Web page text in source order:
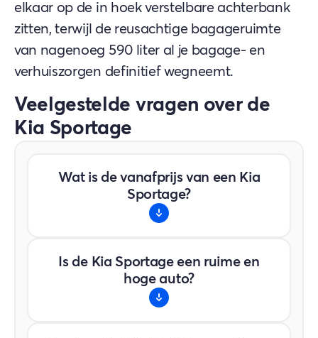
elkaar op de in hoek verstelbare achterbank
zitten, terwijl de reusachtige bagageruimte
van nagenoeg 590 liter al je bagage- en
verhuiszorgen definitief wegneemt.
Veelgestelde vragen over de
Kia Sportage
Wat is de vanafprijs van een Kia
Sportage?
vanaf €43.495. Deze prijs weerspiegelt de
hoge mate van afwerking en luxueuze
uitrusting in de standaarduitvoeringen.
Is de Kia Sportage een ruime en
hoge auto?